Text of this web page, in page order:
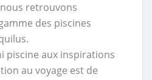
nous retrouvons
des piscines
piscine aux inspirations
au voyage est de